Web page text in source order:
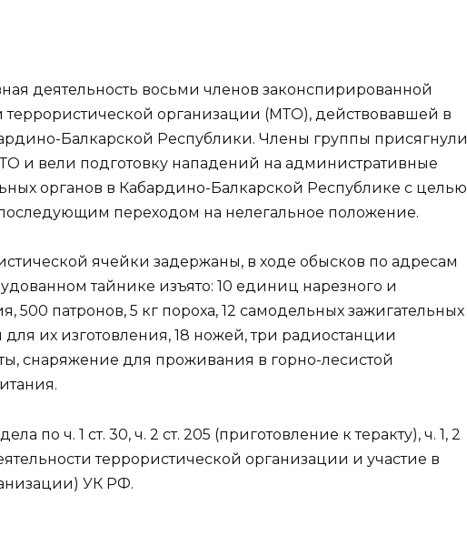
деятельность восьми членов законспирированной
организации (МТО), действовавшей в
Балкарской Республики. Члены группы присягнули
и вели подготовку нападений на административные
органов в Кабардино-Балкарской Республике с целью
переходом на нелегальное положение.
ячейки задержаны, в ходе обысков по адресам
тайнике изъято: 10 единиц нарезного и
500 патронов, 5 кг пороха, 12 самодельных зажигательных
их изготовления, 18 ножей, три радиостанции
снаряжение для проживания в горно-лесистой
по ч. 1 ст. 30, ч. 2 ст. 205 (приготовление к теракту), ч. 1, 2
террористической организации и участие в
УК РФ.